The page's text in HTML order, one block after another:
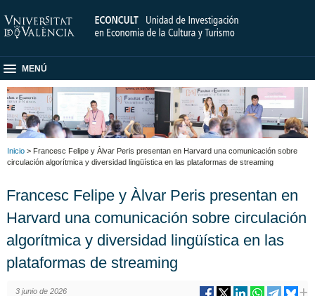
MENÚ
Inicio > Francesc Felipe y Àlvar Peris presentan en Harvard una comunicación sobre
circulación algorítmica y diversidad lingüística en las plataformas de streaming
Francesc Felipe y Àlvar Peris presentan en
Harvard una comunicación sobre circulación
algorítmica y diversidad lingüística en las
plataformas de streaming
3 junio de 2026